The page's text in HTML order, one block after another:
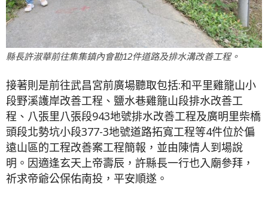
縣長許淑華前往集集鎮內會勘12件道路及排水溝改善工程。
接著則是前往武昌宮前廣場聽取包括:和平里雞籠山小
段野溪護岸改善工程、鹽水巷雞籠山段排水改善工
程、八張里八張段943地號排水改善工程及廣明里柴橋
頭段北勢坑小段377-3地號道路拓寬工程等4件位於偏
遠山區的工程改善案工程簡報，並由陳情人到場說
明。因適逢玄天上帝壽辰，許縣長一行也入廟參拜，
祈求帝爺公保佑南投，平安順遂。